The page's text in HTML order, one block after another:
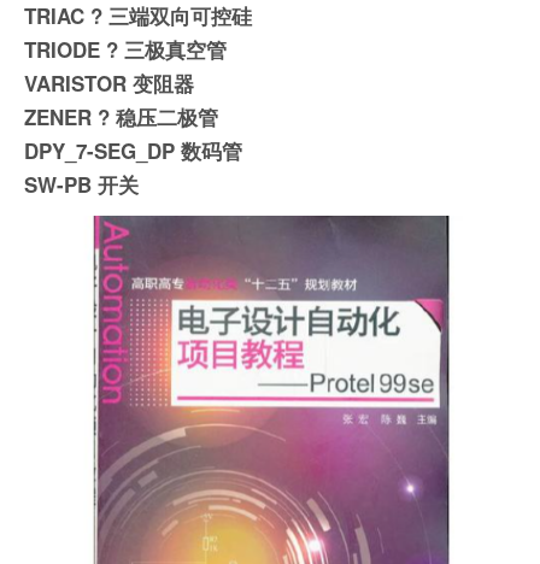
TRIAC ? 三端双向可控硅
TRIODE ? 三极真空管
VARISTOR 变阻器
ZENER ? 稳压二极管
DPY_7-SEG_DP 数码管
SW-PB 开关